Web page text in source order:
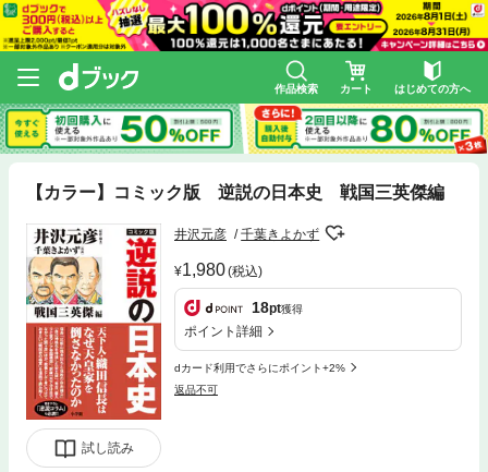
作品検索 カート はじめての方へ
【カラー】コミック版 逆説の日本史 戦国三英傑編
試し読み
井沢元彦 千葉きよかず
1,980(税込)
18pt獲得
ポイント詳細
dカード利用でさらにポイント+2%
返品不可